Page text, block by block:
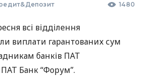
1480
всі відділення
виплати гарантованих сум
банків ПАТ
ПАТ Банк “Форум”.